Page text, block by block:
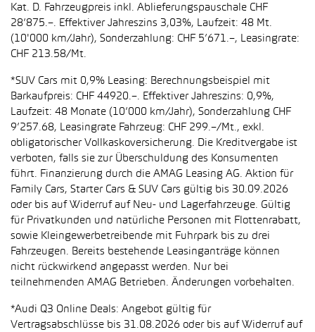
Kat. D. Fahrzeugpreis inkl. Ablieferungspauschale CHF
28’875.–. Effektiver Jahreszins 3,03%, Laufzeit: 48 Mt.
(10'000 km/Jahr), Sonderzahlung: CHF 5’671.–, Leasingrate:
CHF 213.58/Mt.
*SUV Cars mit 0,9% Leasing: Berechnungsbeispiel mit
Barkaufpreis: CHF 44920.–. Effektiver Jahreszins: 0,9%,
Laufzeit: 48 Monate (10’000 km/Jahr), Sonderzahlung CHF
9’257.68, Leasingrate Fahrzeug: CHF 299.–/Mt., exkl.
obligatorischer Vollkaskoversicherung. Die Kreditvergabe ist
verboten, falls sie zur Überschuldung des Konsumenten
führt. Finanzierung durch die AMAG Leasing AG. Aktion für
Family Cars, Starter Cars & SUV Cars gültig bis 30.09.2026
oder bis auf Widerruf auf Neu- und Lagerfahrzeuge. Gültig
für Privatkunden und natürliche Personen mit Flottenrabatt,
sowie Kleingewerbetreibende mit Fuhrpark bis zu drei
Fahrzeugen. Bereits bestehende Leasinganträge können
nicht rückwirkend angepasst werden. Nur bei
teilnehmenden AMAG Betrieben. Änderungen vorbehalten.
*Audi Q3 Online Deals: Angebot gültig für
Vertragsabschlüsse bis 31.08.2026 oder bis auf Widerruf auf